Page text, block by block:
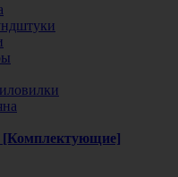
[Комплектующие]